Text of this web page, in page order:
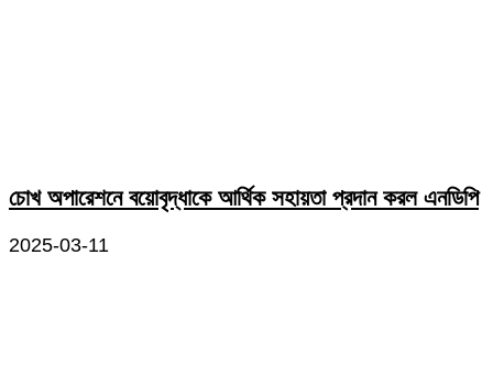
চোখ অপারেশনে বয়োবৃদ্ধাকে আর্থিক সহায়তা প্রদান করল এনডিপি
2025-03-11